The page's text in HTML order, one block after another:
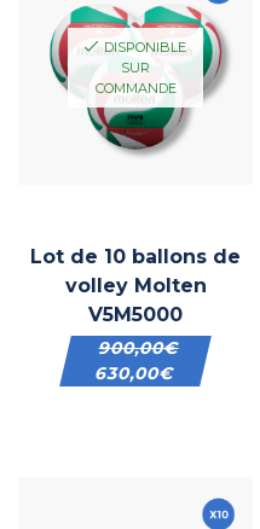
DISPONIBLE
SUR
COMMANDE
Lot de 10 ballons de
volley Molten
V5M5000
900,00€
630,00€